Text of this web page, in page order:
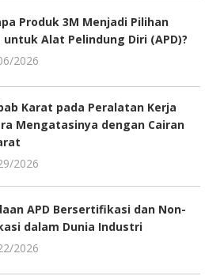
Produk 3M Menjadi Pilihan
untuk Alat Pelindung Diri (APD)?
2026
Karat pada Peralatan Kerja
Mengatasinya dengan Cairan
2026
APD Bersertifikasi dan Non-
dalam Dunia Industri
2026